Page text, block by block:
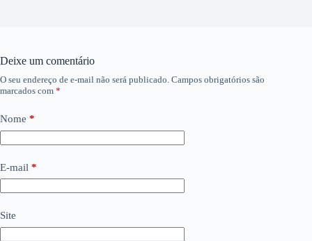
Deixe um comentário
O seu endereço de e-mail não será publicado. Campos obrigatórios são
marcados com *
Nome *
E-mail *
Site